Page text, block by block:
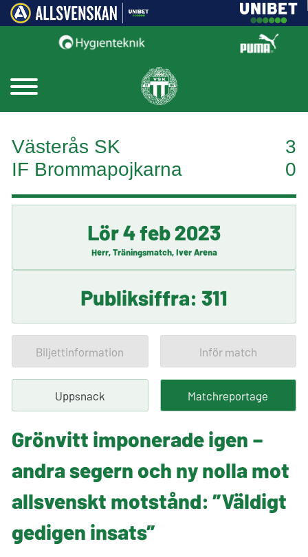
Västerås SK
3
IF Brommapojkarna
0
Lör 4 feb 2023
Herr, Träningsmatch, Iver Arena
Publiksiffra: 311
Biljettinformation Inför match
Uppsnack Matchreportage
Grönvitt imponerade igen –
andra segern och ny nolla mot
allsvenskt motstånd: ”Väldigt
gedigen insats”